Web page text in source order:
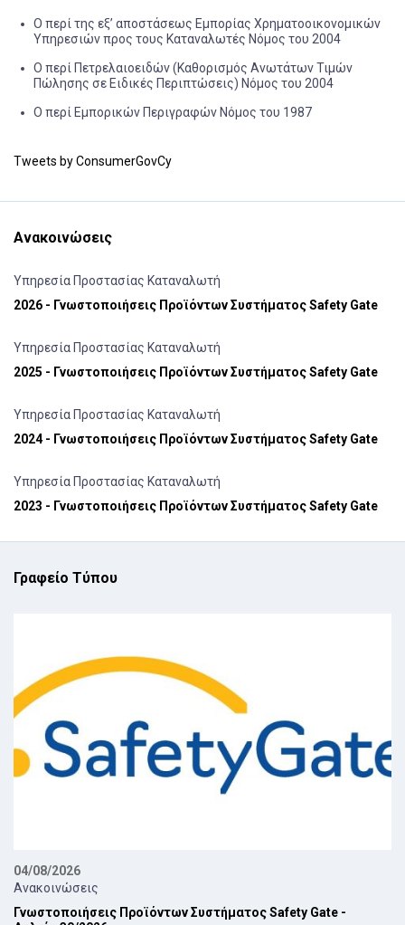
Ο περί της εξ’ αποστάσεως Εμπορίας Χρηματοοικονομικών
Υπηρεσιών προς τους Καταναλωτές Νόμος του 2004
Ο περί Πετρελαιοειδών (Καθορισμός Ανωτάτων Τιμών
Πώλησης σε Ειδικές Περιπτώσεις) Νόμος του 2004
Ο περί Εμπορικών Περιγραφών Νόμος του 1987
Tweets by ConsumerGovCy
Ανακοινώσεις
Υπηρεσία Προστασίας Καταναλωτή
2026 - Γνωστοποιήσεις Προϊόντων Συστήματος Safety Gate
Υπηρεσία Προστασίας Καταναλωτή
2025 - Γνωστοποιήσεις Προϊόντων Συστήματος Safety Gate
Υπηρεσία Προστασίας Καταναλωτή
2024 - Γνωστοποιήσεις Προϊόντων Συστήματος Safety Gate
Υπηρεσία Προστασίας Καταναλωτή
2023 - Γνωστοποιήσεις Προϊόντων Συστήματος Safety Gate
Γραφείο Τύπου
04/08/2026
Ανακοινώσεις
Γνωστοποιήσεις Προϊόντων Συστήματος Safety Gate -